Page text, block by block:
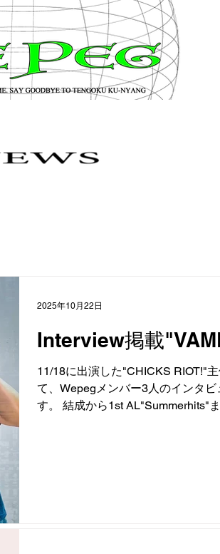
Interview掲載
11/18に出演した"CHICKS RIOT!"
て、Wepegメンバー3人のインタビ
す。 結成から1st AL"Summerhits"
2025年10月22日